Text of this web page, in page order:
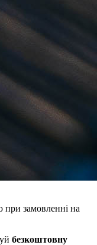
замовленні на
безкоштовну